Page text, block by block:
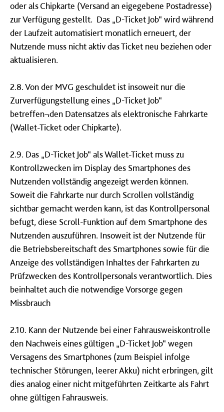
oder als Chipkarte (Versand an eigegebene Postadresse)
zur Verfügung gestellt. Das „D-Ticket Job“ wird während
der Laufzeit automatisiert monatlich erneuert, der
Nutzende muss nicht aktiv das Ticket neu beziehen oder
aktualisieren.
2.8. Von der MVG geschuldet ist insoweit nur die
Zurverfügungstellung eines „D-Ticket Job“
betreffen¬den Datensatzes als elektronische Fahrkarte
(Wallet-Ticket oder Chipkarte).
2.9. Das „D-Ticket Job“ als Wallet-Ticket muss zu
Kontrollzwecken im Display des Smartphones des
Nutzenden vollständig angezeigt werden können.
Soweit die Fahrkarte nur durch Scrollen vollständig
sichtbar gemacht werden kann, ist das Kontrollpersonal
befugt, diese Scroll-Funktion auf dem Smartphone des
Nutzenden auszuführen. Insoweit ist der Nutzende für
die Betriebsbereitschaft des Smartphones sowie für die
Anzeige des vollständigen Inhaltes der Fahrkarten zu
Prüfzwecken des Kontrollpersonals verantwortlich. Dies
beinhaltet auch die notwendige Vorsorge gegen
Missbrauch
2.10. Kann der Nutzende bei einer Fahrausweiskontrolle
den Nachweis eines gültigen „D-Ticket Job“ wegen
Versagens des Smartphones (zum Beispiel infolge
technischer Störungen, leerer Akku) nicht erbringen, gilt
dies analog einer nicht mitgeführten Zeitkarte als Fahrt
ohne gültigen Fahrausweis.